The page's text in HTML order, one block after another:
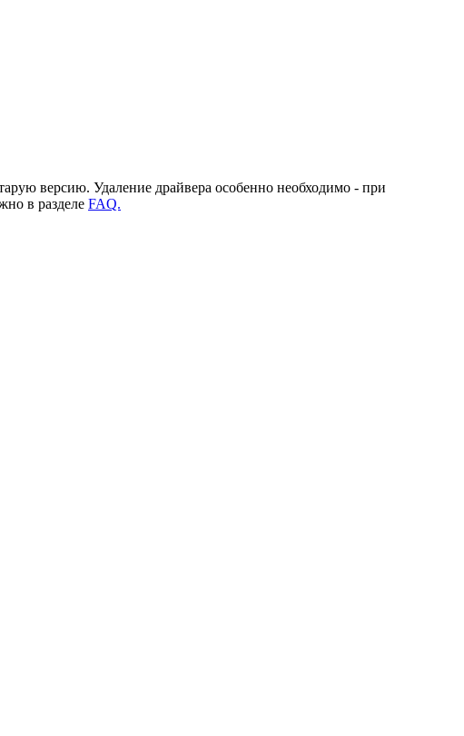
версию. Удаление драйвера особенно необходимо - при
в разделе FAQ.